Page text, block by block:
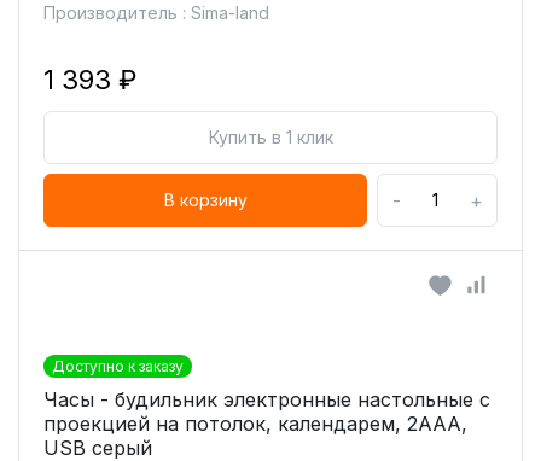
Производитель : Sima-land
1 393 ₽
Купить в 1 клик
В корзину - +
Доступно к заказу
Часы - будильник электронные настольные с
проекцией на потолок, календарем, 2ААА,
USB серый